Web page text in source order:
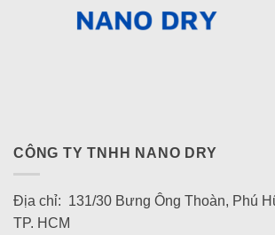
CÔNG TY TNHH NANO DRY
Địa chỉ: 131/30 Bưng Ông Thoàn, Phú
TP. HCM